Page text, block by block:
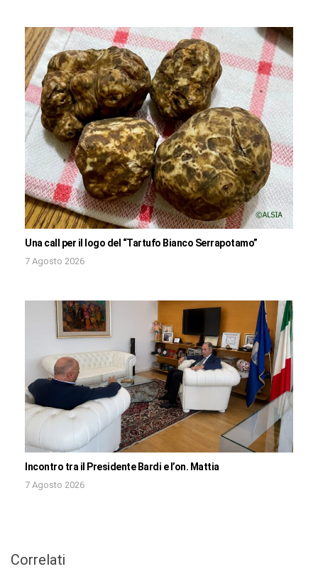
Una call per il logo del “Tartufo Bianco Serrapotamo”
7 Agosto 2026
Incontro tra il Presidente Bardi e l’on. Mattia
7 Agosto 2026
Correlati